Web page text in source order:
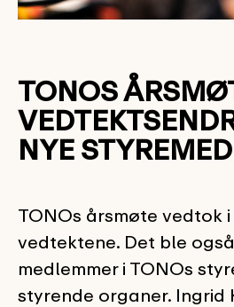
TONOS
NYE
TONOs årsmøte vedtok
vedtektene. Det ble
medlemmer i TONOs
styrende organer. Ingrid